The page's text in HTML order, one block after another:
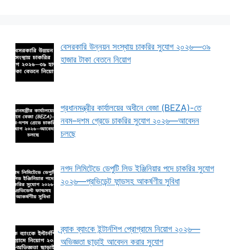
বেসরকারি উন্নয়ন সংস্থায় চাকরির সুযোগ ২০২৬—৩৯
হাজার টাকা বেতনে নিয়োগ
প্রধানমন্ত্রীর কার্যালয়ের অধীনে বেজা (BEZA)-তে
নবম–দশম গ্রেডে চাকরির সুযোগ ২০২৬—আবেদন
চলছে
নগদ লিমিটেডে ডেপুটি লিড ইঞ্জিনিয়ার পদে চাকরির সুযোগ
২০২৬—প্রভিডেন্ট ফান্ডসহ আকর্ষণীয় সুবিধা
ব্র্যাক ব্যাংকে ইন্টার্নশিপ প্রোগ্রামে নিয়োগ ২০২৬—
অভিজ্ঞতা ছাড়াই আবেদন করার সুযোগ